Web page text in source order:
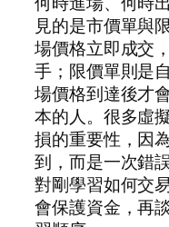
見的是市價單與
場價格立即成交
手；限價單則是
場價格到達後才
本的人。很多虛
損的重要性，因
到，而是一次錯
對剛學習如何交
會保護資金，再